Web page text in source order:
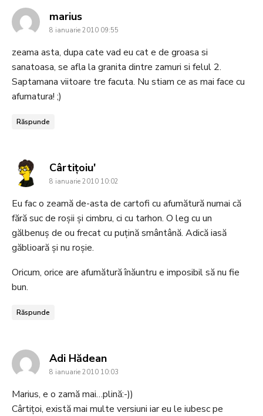
mariussays:
8 ianuarie 2010 09:55
zeama asta, dupa cate vad eu cat e de groasa si
sanatoasa, se afla la granita dintre zamuri si felul 2.
Saptamana viitoare tre facuta. Nu stiam ce as mai face cu
afumatura! ;)
Răspunde
Cârtiţoiu'says:
8 ianuarie 2010 10:02
Eu fac o zeamă de-asta de cartofi cu afumătură numai că
fără suc de roşii şi cimbru, ci cu tarhon. O leg cu un
gălbenuş de ou frecat cu puţină smântână. Adică iasă
găblioară şi nu roşie.
Oricum, orice are afumătură înăuntru e imposibil să nu fie
bun.
Răspunde
Adi Hădeansays:
8 ianuarie 2010 10:03
Marius, e o zamă mai…plină:-))
Cârtițoi, există mai multe versiuni iar eu le iubesc pe